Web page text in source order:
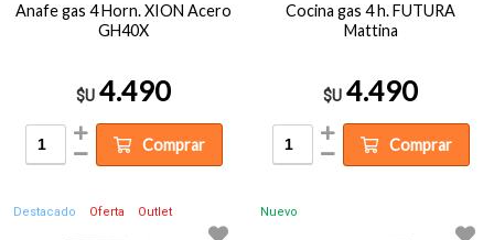
Anafe gas 4 Horn. XION Acero
GH40X
$U 4.490
Comprar
Cocina gas 4 h. FUTURA
Mattina
$U 4.490
Comprar
Destacado Oferta Outlet Nuevo